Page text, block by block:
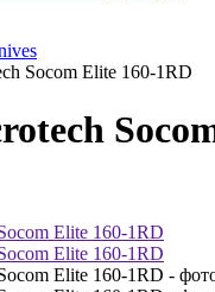
Socom Elite 160-1RD